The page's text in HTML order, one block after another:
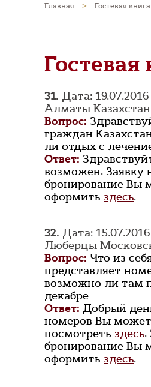
Главная > Гостевая книга
Гостевая
31. Дата: 19.07.2016
Алматы Казахстан
Вопрос:
граждан
ли отдых с
Ответ:
возможен. Заявку
бронирование Вы
оформить здесь.
32. Дата: 15.07.2016
Люберцы
Вопрос: Что из
представляет
возможно ли там
декабре
Ответ: Добрый
номеров Вы
посмотреть здесь.
бронирование Вы
оформить здесь.